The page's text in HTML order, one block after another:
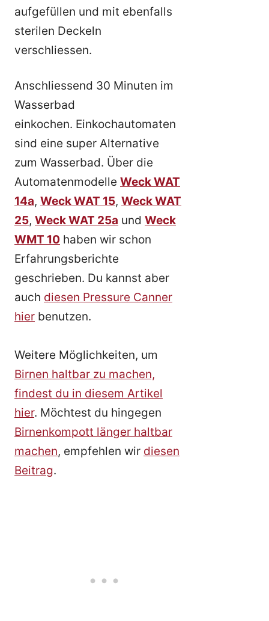
aufgefüllen und mit ebenfalls
sterilen Deckeln
verschliessen.
Anschliessend 30 Minuten im
Wasserbad
einkochen. Einkochautomaten
sind eine super Alternative
zum Wasserbad. Über die
Automatenmodelle Weck WAT
14a, Weck WAT 15, Weck WAT
25, Weck WAT 25a und Weck
WMT 10 haben wir schon
Erfahrungsberichte
geschrieben. Du kannst aber
auch diesen Pressure Canner
hier benutzen.
Weitere Möglichkeiten, um
Birnen haltbar zu machen,
findest du in diesem Artikel
hier. Möchtest du hingegen
Birnenkompott länger haltbar
machen, empfehlen wir diesen
Beitrag.